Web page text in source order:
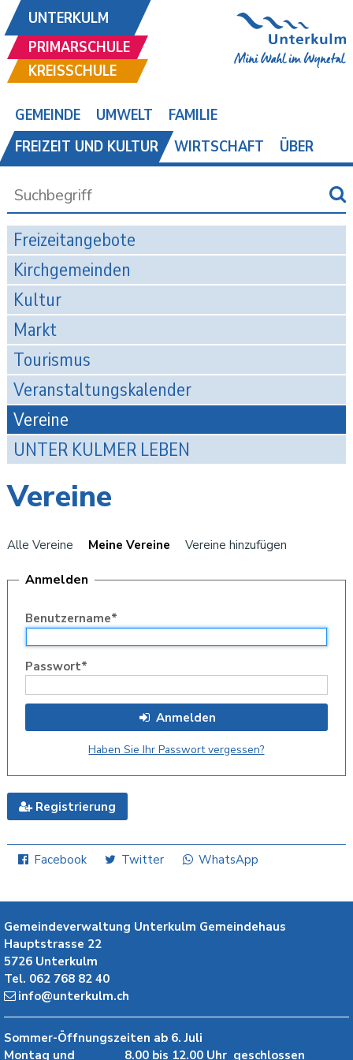
UNTERKULM
PRIMARSCHULE
KREISSCHULE
GEMEINDE UMWELT
FAMILIE
FREIZEIT UND KULTUR
WIRTSCHAFT ÜBER
Freizeitangebote
Kirchgemeinden
Kultur
Markt
Tourismus
Veranstaltungskalender
Vereine
UNTER KULMER LEBEN
Vereine
Alle Vereine Meine Vereine Vereine hinzufügen
Anmelden
Benutzername*
Passwort*
Anmelden
Haben Sie Ihr Passwort vergessen?
Registrierung
Facebook Twitter WhatsApp
Gemeindeverwaltung Unterkulm Gemeindehaus
Hauptstrasse 22
5726 Unterkulm
Tel. 062 768 82 40
info@unterkulm.ch
Sommer-Öffnungszeiten ab 6. Juli
Montag und
8.00 bis 12.00 Uhr geschlossen